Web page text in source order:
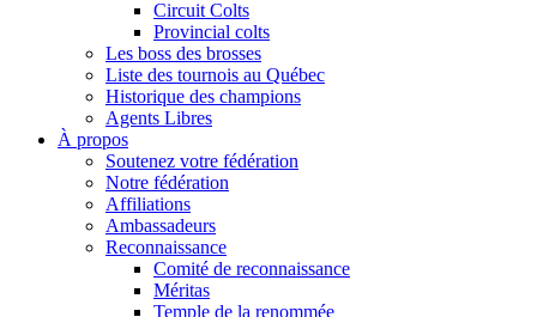
Circuit Colts
Provincial colts
Les boss des brosses
Liste des tournois au Québec
Historique des champions
Agents Libres
À propos
Soutenez votre fédération
Notre fédération
Affiliations
Ambassadeurs
Reconnaissance
Comité de reconnaissance
Méritas
Temple de la renommée